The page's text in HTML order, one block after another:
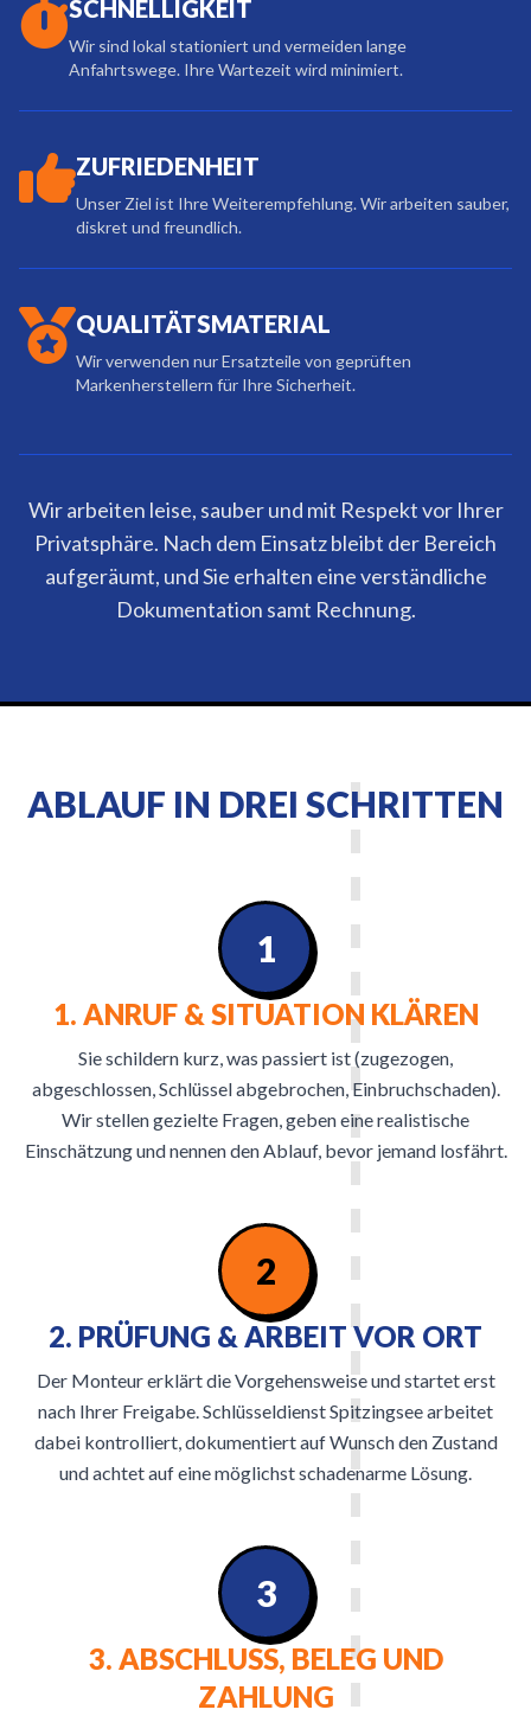
SCHNELLIGKEIT
Wir sind lokal stationiert und vermeiden lange
Anfahrtswege. Ihre Wartezeit wird minimiert.
ZUFRIEDENHEIT
Unser Ziel ist Ihre Weiterempfehlung. Wir arbeiten sauber,
diskret und freundlich.
QUALITÄTSMATERIAL
Wir verwenden nur Ersatzteile von geprüften
Markenherstellern für Ihre Sicherheit.
Wir arbeiten leise, sauber und mit Respekt vor Ihrer
Privatsphäre. Nach dem Einsatz bleibt der Bereich
aufgeräumt, und Sie erhalten eine verständliche
Dokumentation samt Rechnung.
ABLAUF IN DREI SCHRITTEN
1. ANRUF & SITUATION KLÄREN
Sie schildern kurz, was passiert ist (zugezogen,
abgeschlossen, Schlüssel abgebrochen, Einbruchschaden).
Wir stellen gezielte Fragen, geben eine realistische
Einschätzung und nennen den Ablauf, bevor jemand losfährt.
1
2
2. PRÜFUNG & ARBEIT VOR ORT
Der Monteur erklärt die Vorgehensweise und startet erst
nach Ihrer Freigabe. Schlüsseldienst Spitzingsee arbeitet
dabei kontrolliert, dokumentiert auf Wunsch den Zustand
und achtet auf eine möglichst schadenarme Lösung.
3. ABSCHLUSS, BELEG UND
ZAHLUNG
3